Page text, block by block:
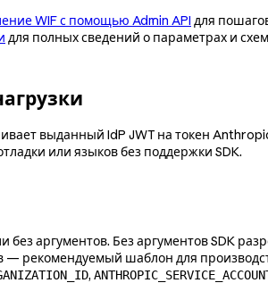
WIF с помощью Admin API для
для полных сведений о параметрах и
выданный IdP JWT на токен
или языков без поддержки SDK.
аргументов. Без аргументов SDK
— рекомендуемый шаблон для
,